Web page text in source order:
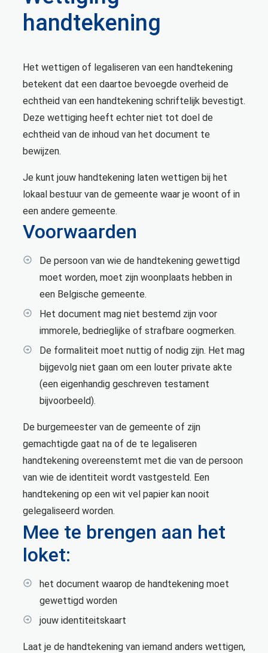
handtekening
Het wettigen of legaliseren van een handtekening
betekent dat een daartoe bevoegde overheid de
echtheid van een handtekening schriftelijk bevestigt.
Deze wettiging heeft echter niet tot doel de
echtheid van de inhoud van het document te
bewijzen.
Je kunt jouw handtekening laten wettigen bij het
lokaal bestuur van de gemeente waar je woont of in
een andere gemeente.
Voorwaarden
De persoon van wie de handtekening gewettigd
moet worden, moet zijn woonplaats hebben in
een Belgische gemeente.
Het document mag niet bestemd zijn voor
immorele, bedrieglijke of strafbare oogmerken.
De formaliteit moet nuttig of nodig zijn. Het mag
bijgevolg niet gaan om een louter private akte
(een eigenhandig geschreven testament
bijvoorbeeld).
De burgemeester van de gemeente of zijn
gemachtigde gaat na of de te legaliseren
handtekening overeenstemt met die van de persoon
van wie de identiteit wordt vastgesteld. Een
handtekening op een wit vel papier kan nooit
gelegaliseerd worden.
Mee te brengen aan het
loket:
het document waarop de handtekening moet
gewettigd worden
jouw identiteitskaart
Laat je de handtekening van iemand anders wettigen,